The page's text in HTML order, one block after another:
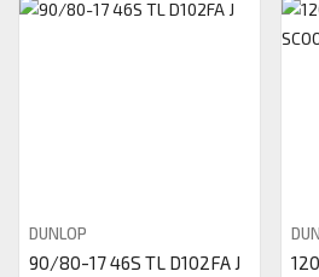
DUNLOP
90/80-17 46S TL D102FA J